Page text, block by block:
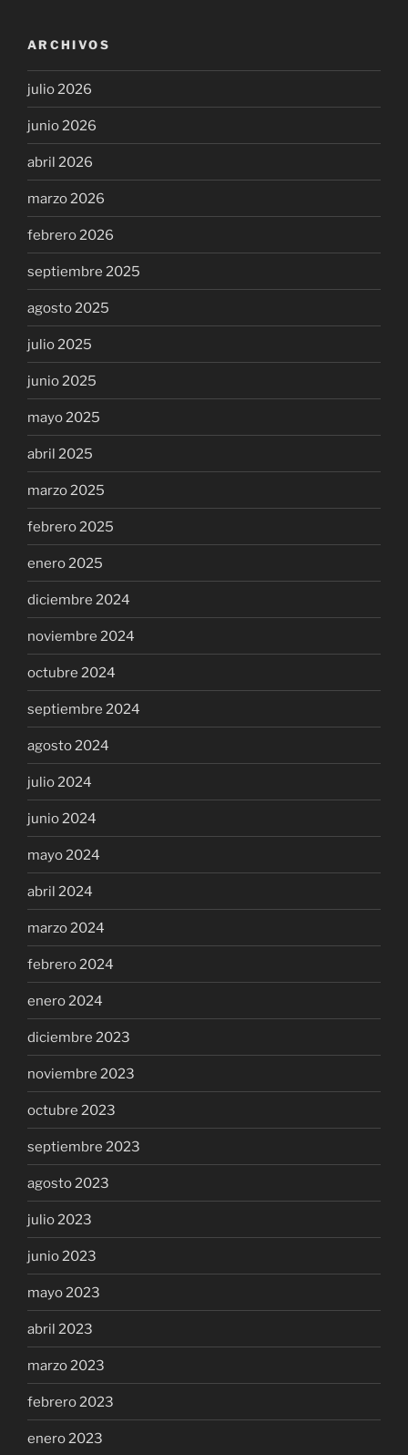
ARCHIVOS
julio 2026
junio 2026
abril 2026
marzo 2026
febrero 2026
septiembre 2025
agosto 2025
julio 2025
junio 2025
mayo 2025
abril 2025
marzo 2025
febrero 2025
enero 2025
diciembre 2024
noviembre 2024
octubre 2024
septiembre 2024
agosto 2024
julio 2024
junio 2024
mayo 2024
abril 2024
marzo 2024
febrero 2024
enero 2024
diciembre 2023
noviembre 2023
octubre 2023
septiembre 2023
agosto 2023
julio 2023
junio 2023
mayo 2023
abril 2023
marzo 2023
febrero 2023
enero 2023